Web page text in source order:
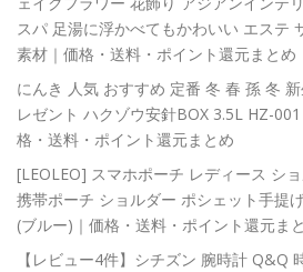
スパ 足湯に浮かべてもかわいい エステ
素材｜価格・送料・ポイント還元まとめ
にんき 人気 おすすめ 定番 冬 春 孫 冬
レゼント ハクゾウ安針BOX 3.5L HZ-
格・送料・ポイント還元まとめ
[LEOLEO] スマホポーチ レディース シ
携帯ポーチ ショルダー ポシェット手提
(ブルー)｜価格・送料・ポイント還元ま
【レビュー4件】シチズン 腕時計 Q&Q